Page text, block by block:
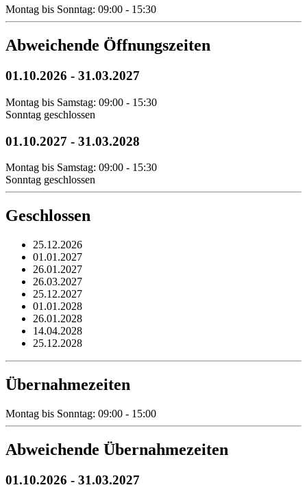
Montag bis Sonntag: 09:00 - 15:30
Abweichende Öffnungszeiten
01.10.2026 - 31.03.2027
Montag bis Samstag: 09:00 - 15:30
Sonntag geschlossen
01.10.2027 - 31.03.2028
Montag bis Samstag: 09:00 - 15:30
Sonntag geschlossen
Geschlossen
25.12.2026
01.01.2027
26.01.2027
26.03.2027
25.12.2027
01.01.2028
26.01.2028
14.04.2028
25.12.2028
Übernahmezeiten
Montag bis Sonntag: 09:00 - 15:00
Abweichende Übernahmezeiten
01.10.2026 - 31.03.2027